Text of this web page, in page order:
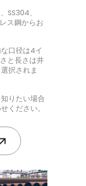
SS304、
ス鋼からお
口径は4イ
と長さは井
択されま
りたい場合
ください。